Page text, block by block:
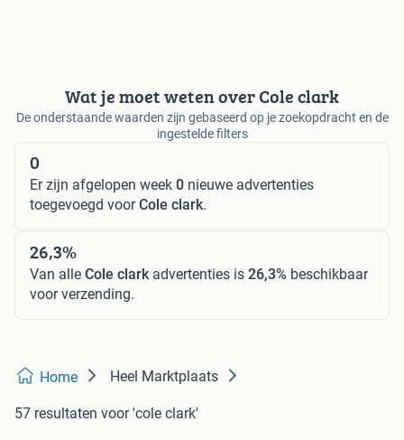
Wat je moet weten over Cole clark
De onderstaande waarden zijn gebaseerd op je zoekopdracht en de
ingestelde filters
0
Er zijn afgelopen week 0 nieuwe advertenties
toegevoegd voorCole clark.
26,3%
Van alle Cole clarkadvertenties is 26,3% beschikbaar
voor verzending.
Home Heel Marktplaats
57 resultaten voor 'cole clark'